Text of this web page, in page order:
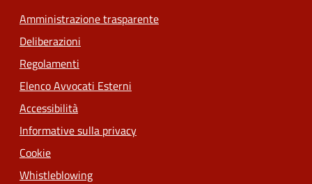
Amministrazione trasparente
Deliberazioni
Regolamenti
Elenco Avvocati Esterni
Accessibilità
Informative sulla privacy
Cookie
Whistleblowing